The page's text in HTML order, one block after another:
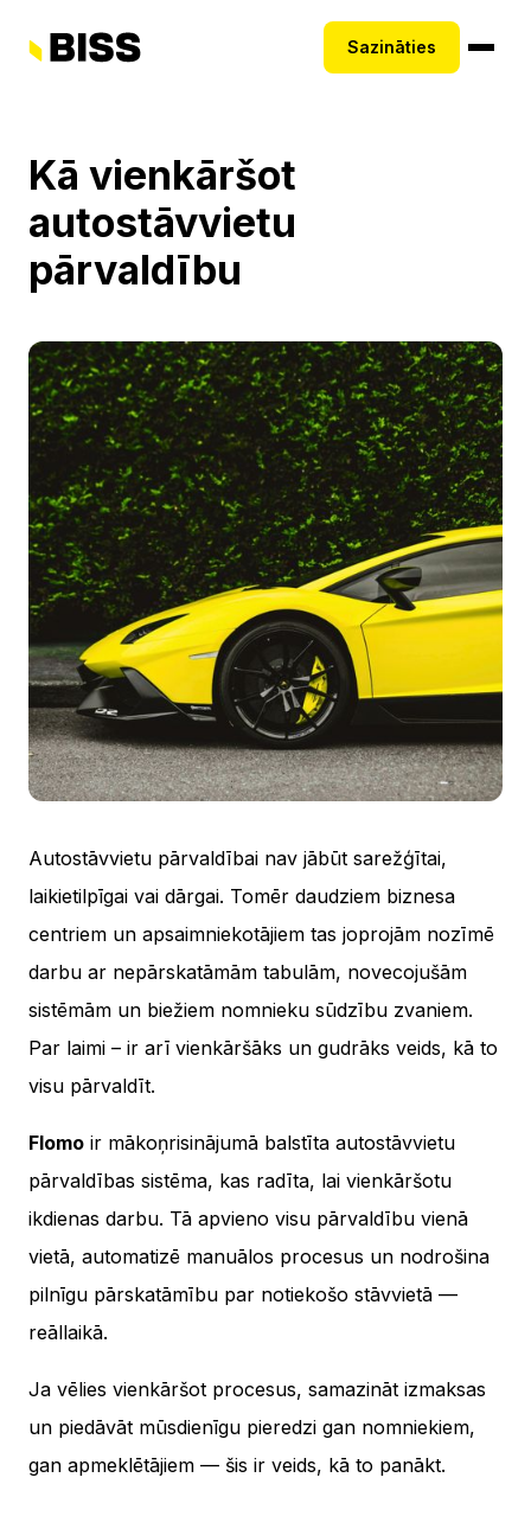
Sazināties
Kā vienkāršot
autostāvvietu
pārvaldību
Autostāvvietu pārvaldībai nav jābūt sarežģītai,
laikietilpīgai vai dārgai. Tomēr daudziem biznesa
centriem un apsaimniekotājiem tas joprojām nozīmē
darbu ar nepārskatāmām tabulām, novecojušām
sistēmām un biežiem nomnieku sūdzību zvaniem.
Par laimi – ir arī vienkāršāks un gudrāks veids, kā to
visu pārvaldīt.
Flomo ir mākoņrisinājumā balstīta autostāvvietu
pārvaldības sistēma, kas radīta, lai vienkāršotu
ikdienas darbu. Tā apvieno visu pārvaldību vienā
vietā, automatizē manuālos procesus un nodrošina
pilnīgu pārskatāmību par notiekošo stāvvietā —
reāllaikā.
Ja vēlies vienkāršot procesus, samazināt izmaksas
un piedāvāt mūsdienīgu pieredzi gan nomniekiem,
gan apmeklētājiem — šis ir veids, kā to panākt.